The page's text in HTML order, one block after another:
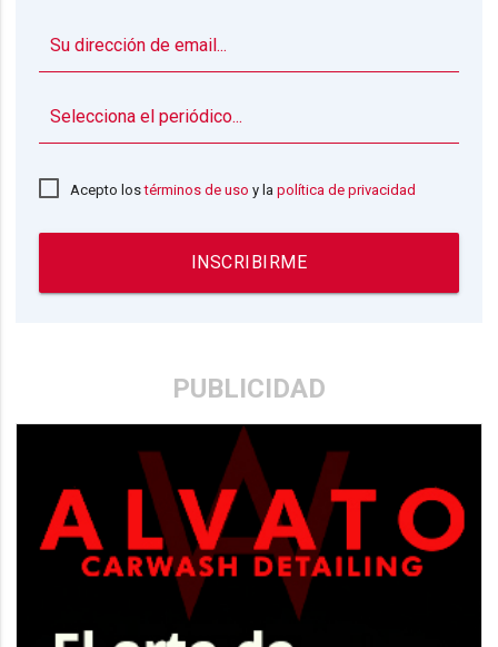
Acepto lostérminos de uso y lapolítica de privacidad
INSCRIBIRME
PUBLICIDAD